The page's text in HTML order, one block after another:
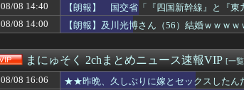
ドイツ、猛暑による死者が9600人に
【規格外】実在する歴史上の人物で「こいつチートだろ
【画像】ロリコン大好き部、ワイのフォルダが火を噴く
【ｼｺ画像】巨乳女さん、ムホホお○ぱいがはみ出しそう
【画像】最新の菊地姫奈さん、乳がとんでもないことに
【愕然】ソープのお姉さんが生で中だしさせてくれたこ
08/08 14:40
【朗報】 国交省「『四国新幹線』と『東
08/08 14:00
【朗報】及川光博さん（56）結婚ｗｗｗｗ
まにゅそく 2chまとめニュース速報VIP [一
08/08 16:06
★★昨晩、久しぶりに嫁とセックスしたん